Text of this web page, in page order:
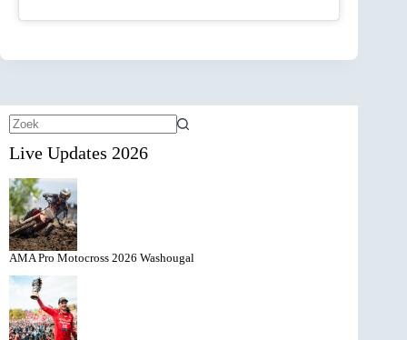
resultaten
Live Updates 2026
AMA Pro Motocross 2026 Washougal